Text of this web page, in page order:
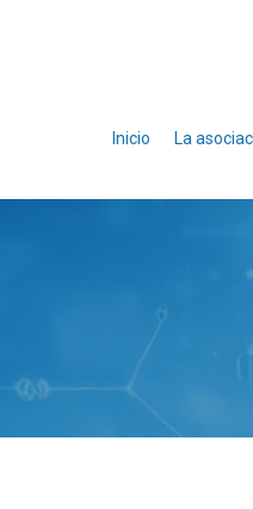
Inicio La